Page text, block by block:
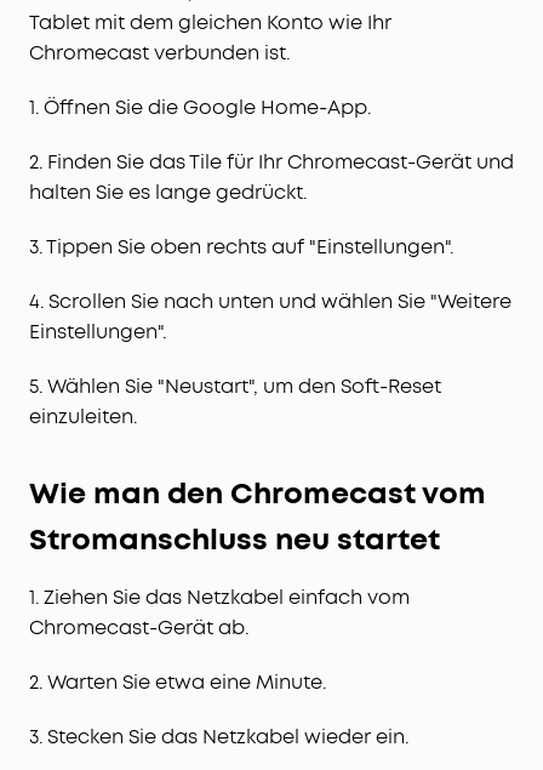
Tablet mit dem gleichen Konto wie Ihr
Chromecast verbunden ist.
1. Öffnen Sie die Google Home-App.
2. Finden Sie das Tile für Ihr Chromecast-Gerät und
halten Sie es lange gedrückt.
3. Tippen Sie oben rechts auf "Einstellungen".
4. Scrollen Sie nach unten und wählen Sie "Weitere
Einstellungen".
5. Wählen Sie "Neustart", um den Soft-Reset
einzuleiten.
Wie man den Chromecast vom
Stromanschluss neu startet
1. Ziehen Sie das Netzkabel einfach vom
Chromecast-Gerät ab.
2. Warten Sie etwa eine Minute.
3. Stecken Sie das Netzkabel wieder ein.